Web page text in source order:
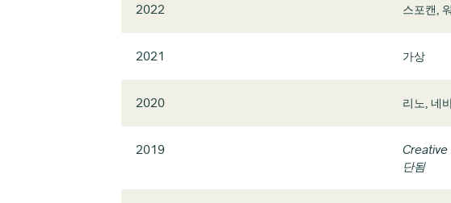
2022 스포캔,
2021 가상
2020 리노, 네
2019
Creative
단됨